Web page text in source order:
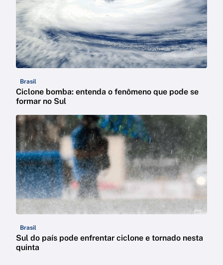
Brasil
Ciclone bomba: entenda o fenômeno que pode se
formar no Sul
Brasil
Sul do país pode enfrentar ciclone e tornado nesta
quinta